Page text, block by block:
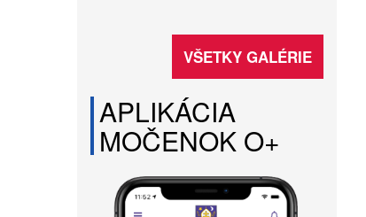
VŠETKY GALÉRIE
APLIKÁCIA
MOČENOK O+